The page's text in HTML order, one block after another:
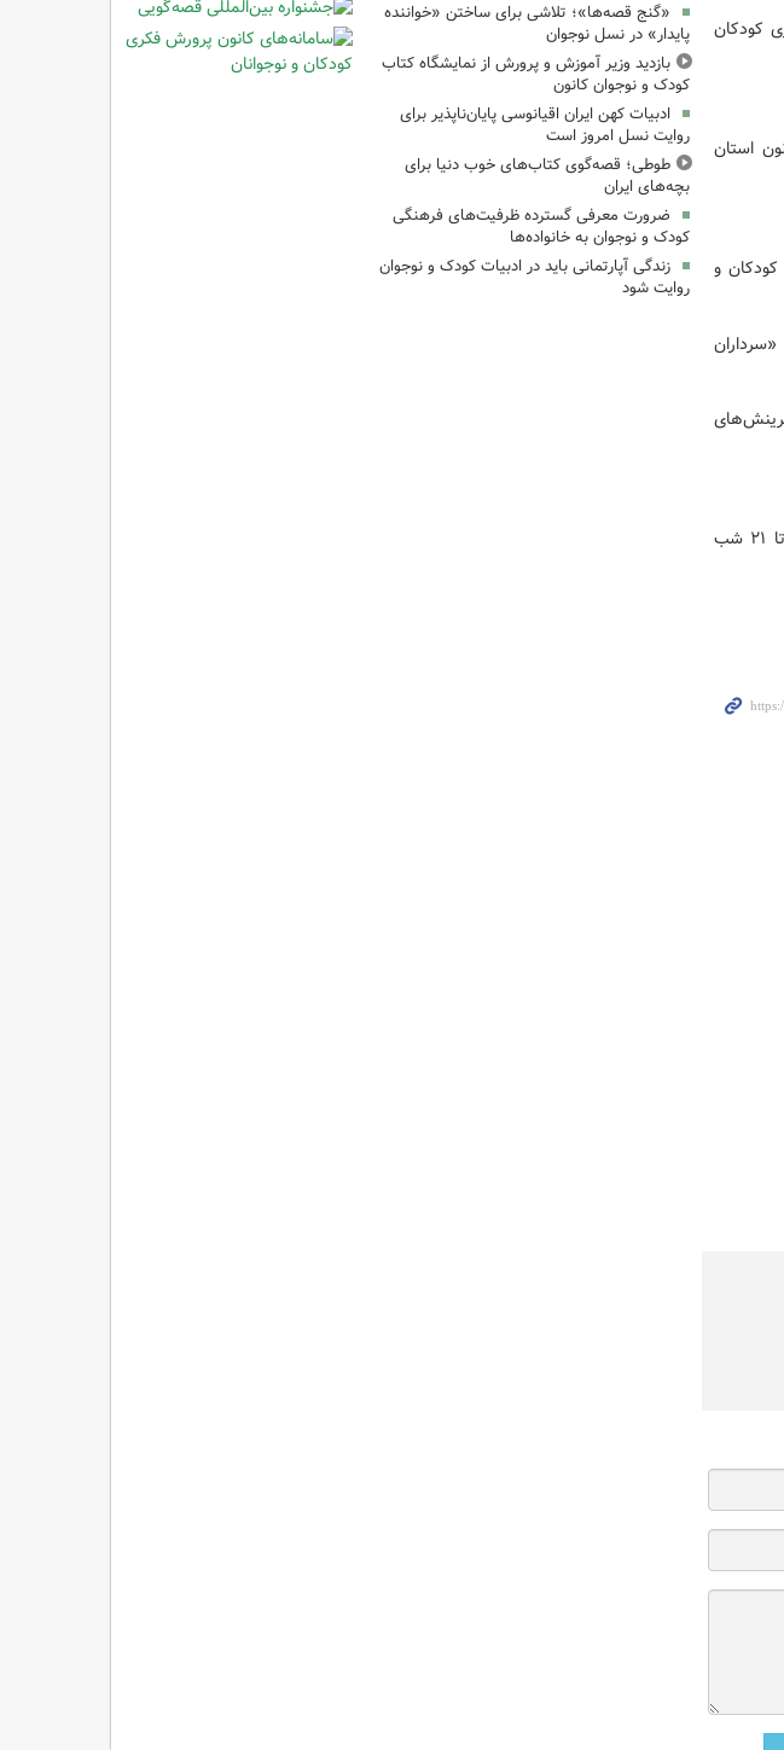
کودکان
استان
و
اردیبهشت‌ در مرکز آفرینش‌های
بر اساس اعلام مسئولان برگزاری، این نمایشگاه در روزهای ۶، 7 و 8 خرداد ۱۴۰۵ از ساعت ۱۰ صبح تا ۲۱ شب
«گنج قصه‌ها»؛ تلاشی برای ساختن «خواننده
پایدار» در نسل نوجوان
بازدید وزیر آموزش و پرورش از نمایشگاه کتاب
کودک و نوجوان کانون
ادبیات کهن ایران اقیانوسی پایان‌ناپذیر برای
روایت نسل امروز است
طوطی؛ قصه‌گوی کتاب‌های خوب دنیا برای
بچه‌های ایران
ضرورت معرفی گسترده ظرفیت‌های فرهنگی
کودک و نوجوان به خانواده‌ها
زندگی آپارتمانی باید در ادبیات کودک و نوجوان
روایت شود